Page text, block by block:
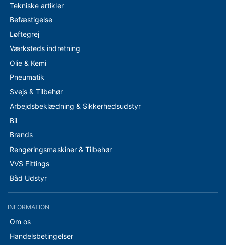
Tekniske artikler
Befæstigelse
Løftegrej
Værksteds indretning
Olie & Kemi
Pneumatik
Svejs & Tilbehør
Arbejdsbeklædning & Sikkerhedsudstyr
Bil
Brands
Rengøringsmaskiner & Tilbehør
VVS Fittings
Båd Udstyr
INFORMATION
Om os
Handelsbetingelser